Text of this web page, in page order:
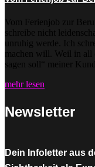
Vom Ferienjob zur
schreibe nicht
unruhig werde. Ich
machen will. Weil in
sagen soll“ meiner
mehr lesen
Newsletter
Dein Infoletter aus